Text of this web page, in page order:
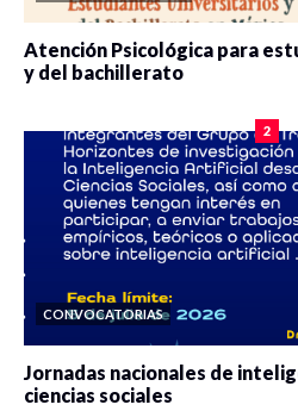
Atención Psicológica para
y del bachillerato
2
CONVOCATORIAS
Jornadas nacionales de
ciencias sociales